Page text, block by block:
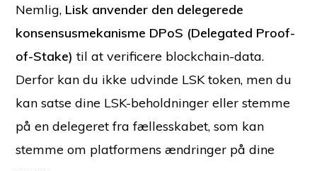
Nemlig, Lisk anvender den delegerede
konsensusmekanisme DPoS (Delegated Proof-
of-Stake) til at verificere blockchain-data.
Derfor kan du ikke udvinde LSK token, men du
kan satse dine LSK-beholdninger eller stemme
på en delegeret fra fællesskabet, som kan
stemme om platformens ændringer på dine